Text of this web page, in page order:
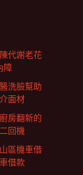
代謝老花
障
洗臉幫助
面材
房翻新的
回機
區機車借
借款